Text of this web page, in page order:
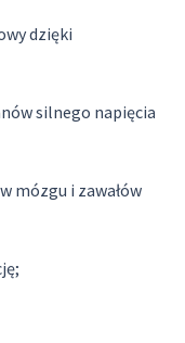
dzięki
silnego napięcia
mózgu i zawałów